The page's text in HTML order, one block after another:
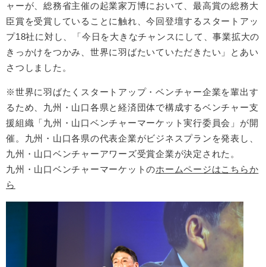
ャーが、総務省主催の起業家万博において、最高賞の総務大
臣賞を受賞していることに触れ、今回登壇するスタートアッ
プ18社に対し、「今日を大きなチャンスにして、事業拡大の
きっかけをつかみ、世界に羽ばたいていただきたい」とあい
さつしました。
※世界に羽ばたくスタートアップ・ベンチャー企業を輩出す
るため、九州・山口各県と経済団体で構成するベンチャー支
援組織「九州・山口ベンチャーマーケット実行委員会」が開
催。九州・山口各県の代表企業がビジネスプランを発表し、
九州・山口ベンチャーアワーズ受賞企業が決定された。
​九州・山口ベンチャーマーケットのホームページはこちらか
ら